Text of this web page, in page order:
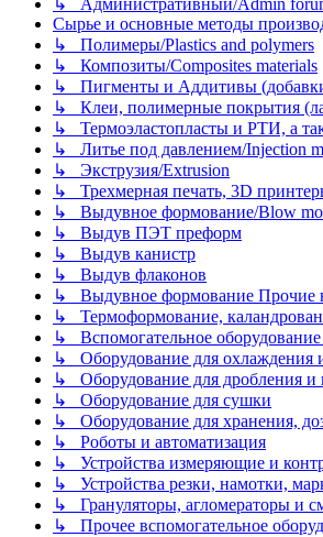
↳ Административный/Admin
Сырье и основные методы
↳ Полимеры/Plastics and polymers
↳ Композиты/Сomposites materials
↳ Пигменты и Аддитивы
↳ Клеи, полимерные покрытия
↳ Термоэластопласты и РТИ, а
↳ Литье под давлением/Injection
↳ Экструзия/Extrusion
↳ Трехмерная печать, 3D
↳ Выдувное формование/Blow
↳ Выдув ПЭТ преформ
↳ Выдув канистр
↳ Выдув флаконов
↳ Выдувное формование Прочие
↳ Термоформование,
↳ Вспомогательное оборудование
↳ Оборудование для охлаждения
↳ Оборудование для дробления и
↳ Оборудование для сушки
↳ Оборудование для хранения,
↳ Роботы и автоматизация
↳ Устройства измеряющие и
↳ Устройства резки, намотки,
↳ Грануляторы, агломераторы и
↳ Прочее вспомогательное